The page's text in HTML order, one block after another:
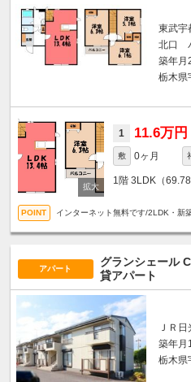
東武宇
北口
築年月
栃木県
1 11.6万円
敷 0ヶ月
1階 3LDK（
インターネット無料です/2LDK・新
アパート
グランシェール
貸アパート
ＪＲ
築年月
栃木県